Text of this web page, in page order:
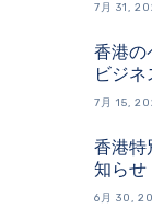
7月 31,
香港の
ビジネ
7月 15,
香港特
知らせ
6月 30,